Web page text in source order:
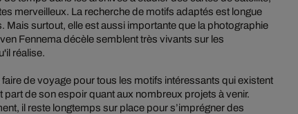
merveilleux. La recherche de motifs adaptés est longue
Mais surtout, elle est aussi importante que la photographie
Fennema décèle semblent très vivants sur les
réalise.
de voyage pour tous les motifs intéressants qui existent
part de son espoir quant aux nombreux projets à venir.
il reste longtemps sur place pour s’imprégner des